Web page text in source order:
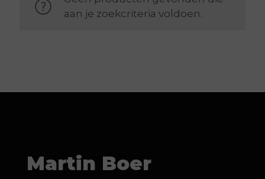
aan je zoekcriteria voldoen.
Martin Boer